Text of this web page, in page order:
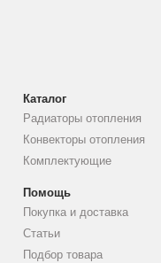
Каталог
Радиаторы отопления
Конвекторы отопления
Комплектующие
Помощь
Покупка и доставка
Статьи
Подбор товара